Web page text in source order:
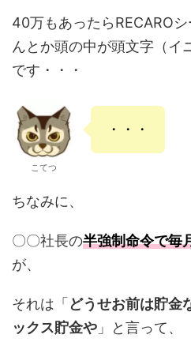
40万もあったらRECARO
んとか頭の中が頭文字（イ
です・・・
こてつ
・・・
ちなみに、
〇〇社長の半強制命令で毎
が、
それは「どうせお前は貯金
ックス貯金や 」と言って、